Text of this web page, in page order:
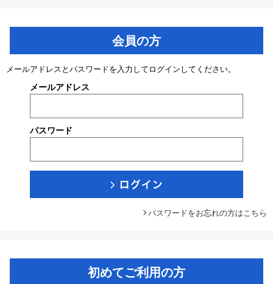
会員の方
メールアドレスとパスワードを入力してログインしてください。
メールアドレス
パスワード
パスワードをお忘れの方はこちら
初めてご利用の方